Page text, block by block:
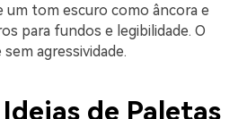
tom escuro como âncora e
para fundos e legibilidade. O
agressividade.
de Paletas